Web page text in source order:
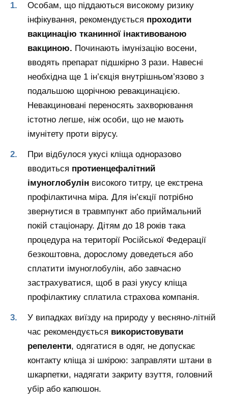
Особам, що піддаються високому ризику
інфікування, рекомендується проходити
вакцинацію тканинної інактивованою
вакциною. Починають імунізацію восени,
вводять препарат підшкірно 3 рази. Навесні
необхідна ще 1 ін’єкція внутрішньом’язово з
подальшою щорічною ревакцинацією.
Невакциновані переносять захворювання
істотно легше, ніж особи, що не мають
імунітету проти вірусу.
При відбулося укусі кліща одноразово
вводиться протиенцефалітний
імуноглобулін високого титру, це екстрена
профілактична міра. Для ін’єкції потрібно
звернутися в травмпункт або приймальний
покій стаціонару. Дітям до 18 років така
процедура на території Російської Федерації
безкоштовна, дорослому доведеться або
сплатити імуноглобулін, або завчасно
застрахуватися, щоб в разі укусу кліща
профілактику сплатила страхова компанія.
У випадках виїзду на природу у весняно-літній
час рекомендується використовувати
репеленти, одягатися в одяг, не допускає
контакту кліща зі шкірою: заправляти штани в
шкарпетки, надягати закриту взуття, головний
убір або капюшон.